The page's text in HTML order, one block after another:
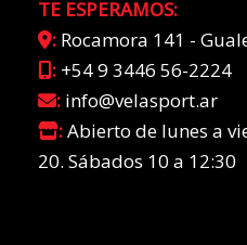
TE ESPERAMOS:
: Rocamora 141 -
: +54 9 3446 56-2224
: info@velasport.ar
:Abierto de lunes a
20. Sábados 10 a 12:30